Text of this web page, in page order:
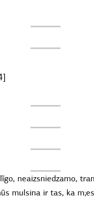
neaizsniedzamo,
mulsina ir tas, ka